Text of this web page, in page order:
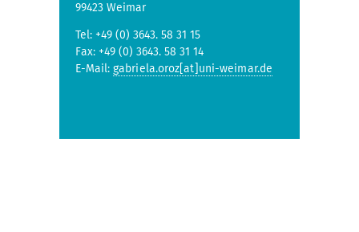
99423 Weimar
Tel: +49 (0) 3643. 58 31 15
Fax: +49 (0) 3643. 58 31 14
E-Mail: gabriela.oroz[at]uni-weimar.de